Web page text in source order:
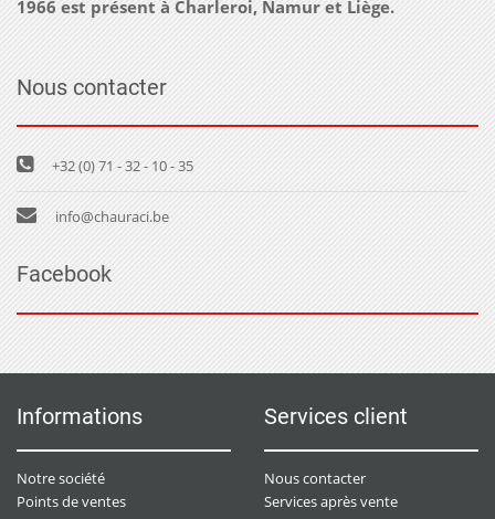
1966 est présent à Charleroi, Namur et Liège.
Nous contacter
+32 (0) 71 - 32 - 10 - 35
info@chauraci.be
Facebook
Informations
Notre société
Points de ventes
Services client
Nous contacter
Services après vente